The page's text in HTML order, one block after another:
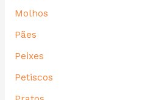
Molhos
Pães
Peixes
Petiscos